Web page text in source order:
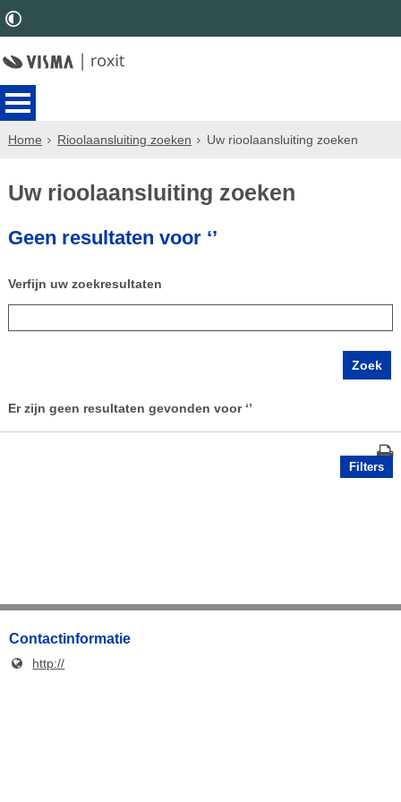
Home Rioolaansluiting zoeken Uw rioolaansluiting zoeken
Uw rioolaansluiting zoeken
Geen resultaten voor ‘’
Verfijn uw zoekresultaten
Er zijn geen resultaten gevonden voor ‘’
Filters
Contactinformatie
http://